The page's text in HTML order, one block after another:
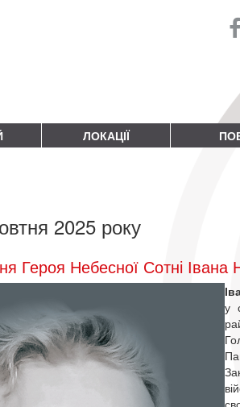
ЛОКАЦІЇ
2025 року
Героя Небесної Сотні Івана
у